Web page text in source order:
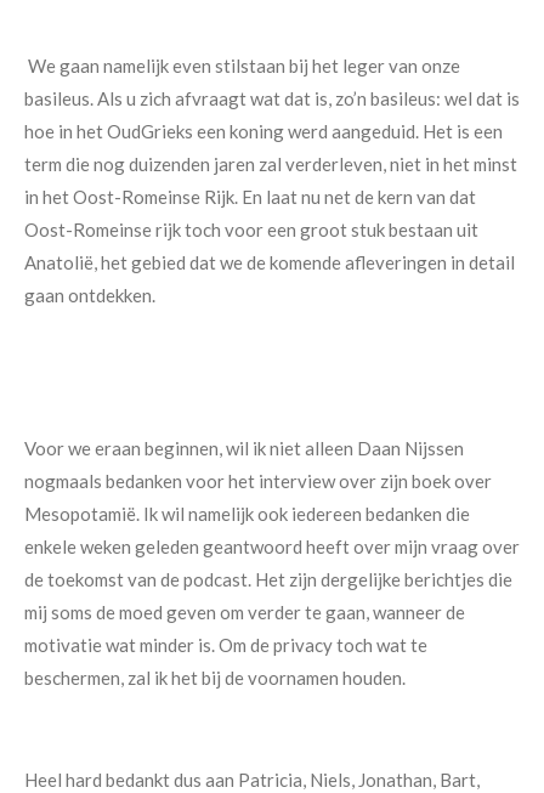
We gaan namelijk even stilstaan bij het leger van onze
basileus. Als u zich afvraagt wat dat is, zo’n basileus: wel dat is
hoe in het OudGrieks een koning werd aangeduid. Het is een
term die nog duizenden jaren zal verderleven, niet in het minst
in het Oost-Romeinse Rijk. En laat nu net de kern van dat
Oost-Romeinse rijk toch voor een groot stuk bestaan uit
Anatolië, het gebied dat we de komende afleveringen in detail
gaan ontdekken.
Voor we eraan beginnen, wil ik niet alleen Daan Nijssen
nogmaals bedanken voor het interview over zijn boek over
Mesopotamië. Ik wil namelijk ook iedereen bedanken die
enkele weken geleden geantwoord heeft over mijn vraag over
de toekomst van de podcast. Het zijn dergelijke berichtjes die
mij soms de moed geven om verder te gaan, wanneer de
motivatie wat minder is. Om de privacy toch wat te
beschermen, zal ik het bij de voornamen houden.
Heel hard bedankt dus aan Patricia, Niels, Jonathan, Bart,